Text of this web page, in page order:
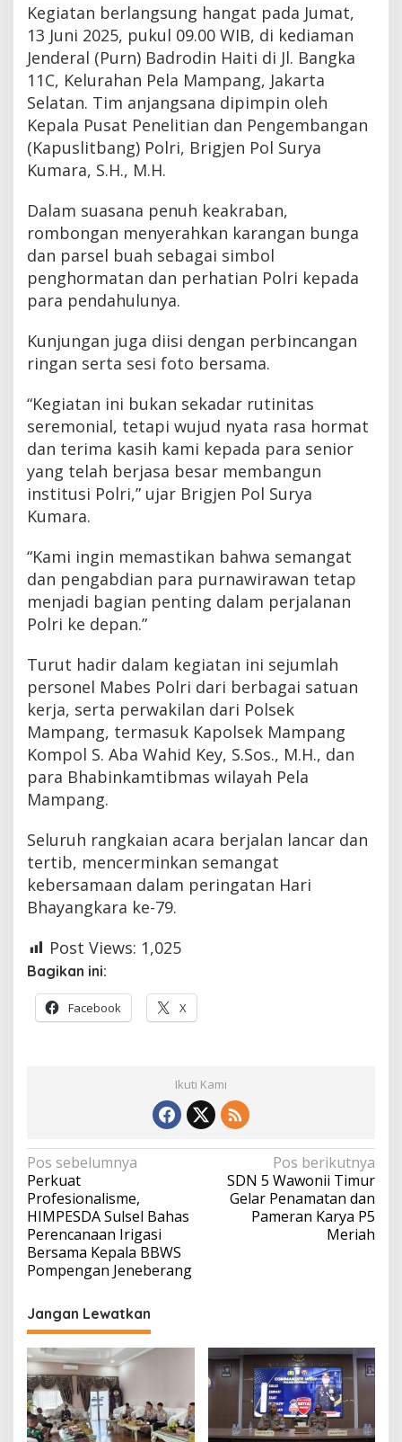
Kegiatan berlangsung hangat pada Jumat,
13 Juni 2025, pukul 09.00 WIB, di kediaman
Jenderal (Purn) Badrodin Haiti di Jl. Bangka
11C, Kelurahan Pela Mampang, Jakarta
Selatan. Tim anjangsana dipimpin oleh
Kepala Pusat Penelitian dan Pengembangan
(Kapuslitbang) Polri, Brigjen Pol Surya
Kumara, S.H., M.H.
Dalam suasana penuh keakraban,
rombongan menyerahkan karangan bunga
dan parsel buah sebagai simbol
penghormatan dan perhatian Polri kepada
para pendahulunya.
Kunjungan juga diisi dengan perbincangan
ringan serta sesi foto bersama.
“Kegiatan ini bukan sekadar rutinitas
seremonial, tetapi wujud nyata rasa hormat
dan terima kasih kami kepada para senior
yang telah berjasa besar membangun
institusi Polri,” ujar Brigjen Pol Surya
Kumara.
“Kami ingin memastikan bahwa semangat
dan pengabdian para purnawirawan tetap
menjadi bagian penting dalam perjalanan
Polri ke depan.”
Turut hadir dalam kegiatan ini sejumlah
personel Mabes Polri dari berbagai satuan
kerja, serta perwakilan dari Polsek
Mampang, termasuk Kapolsek Mampang
Kompol S. Aba Wahid Key, S.Sos., M.H., dan
para Bhabinkamtibmas wilayah Pela
Mampang.
Seluruh rangkaian acara berjalan lancar dan
tertib, mencerminkan semangat
kebersamaan dalam peringatan Hari
Bhayangkara ke-79.
Post Views: 1,025
Bagikan ini:
Facebook X
Ikuti Kami
Navigasi
pos
Pos sebelumnya
Perkuat
Profesionalisme,
HIMPESDA Sulsel Bahas
Perencanaan Irigasi
Bersama Kepala BBWS
Pompengan Jeneberang
Pos berikutnya
SDN 5 Wawonii Timur
Gelar Penamatan dan
Pameran Karya P5
Meriah
Jangan Lewatkan